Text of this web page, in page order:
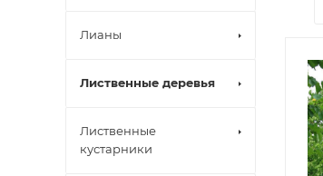
Лианы
Лиственные деревья
Лиственные
кустарники